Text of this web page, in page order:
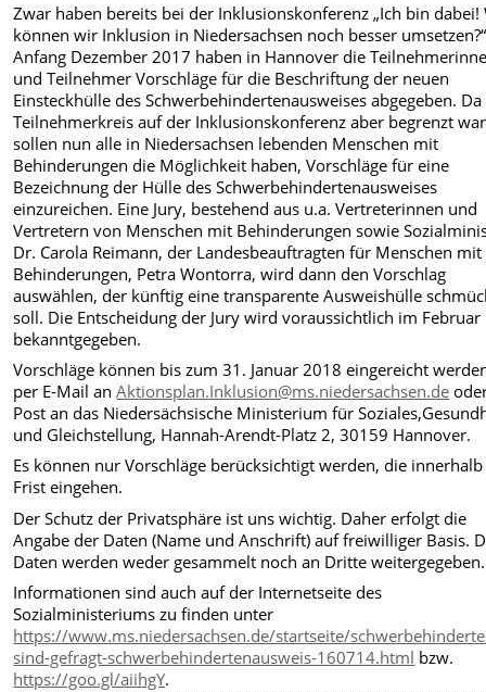
Zwar haben bereits bei der Inklusionskonferenz „Ich bin dabei!
können wir Inklusion in Niedersachsen noch besser umsetzen?“
Anfang Dezember 2017 haben in Hannover die
und Teilnehmer Vorschläge für die Beschriftung der neuen
Einsteckhülle des Schwerbehindertenausweises abgegeben.
Teilnehmerkreis auf der Inklusionskonferenz aber begrenzt
sollen nun alle in Niedersachsen lebenden Menschen mit
Behinderungen die Möglichkeit haben, Vorschläge für eine
Bezeichnung der Hülle des Schwerbehindertenausweises
einzureichen. Eine Jury, bestehend aus u.a. Vertreterinnen und
Vertretern von Menschen mit Behinderungen sowie
Dr. Carola Reimann, der Landesbeauftragten für Menschen mit
Behinderungen, Petra Wontorra, wird dann den Vorschlag
auswählen, der künftig eine transparente Ausweishülle
soll. Die Entscheidung der Jury wird voraussichtlich im Februar
bekanntgegeben.
Vorschläge können bis zum 31. Januar 2018 eingereicht
per E-Mail anAktionsplan.Inklusion@ms.niedersachsen.de
Post an das Niedersächsische Ministerium für
und Gleichstellung, Hannah-Arendt-Platz 2, 30159 Hannover.
Es können nur Vorschläge berücksichtigt werden, die
Frist eingehen.
Der Schutz der Privatsphäre ist uns wichtig. Daher erfolgt die
Angabe der Daten (Name und Anschrift) auf freiwilliger Basis.
Daten werden weder gesammelt noch an Dritte weitergegeben.
Informationen sind auch auf der Internetseite des
Sozialministeriums zu finden unter
https://www.ms.niedersachsen.de/startseite/
sind-gefragt-schwerbehindertenausweis-160714.html bzw.
https://goo.gl/aiihgY.